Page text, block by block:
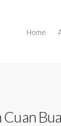
Home